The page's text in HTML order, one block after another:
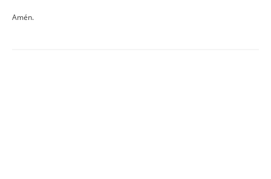
Amén.